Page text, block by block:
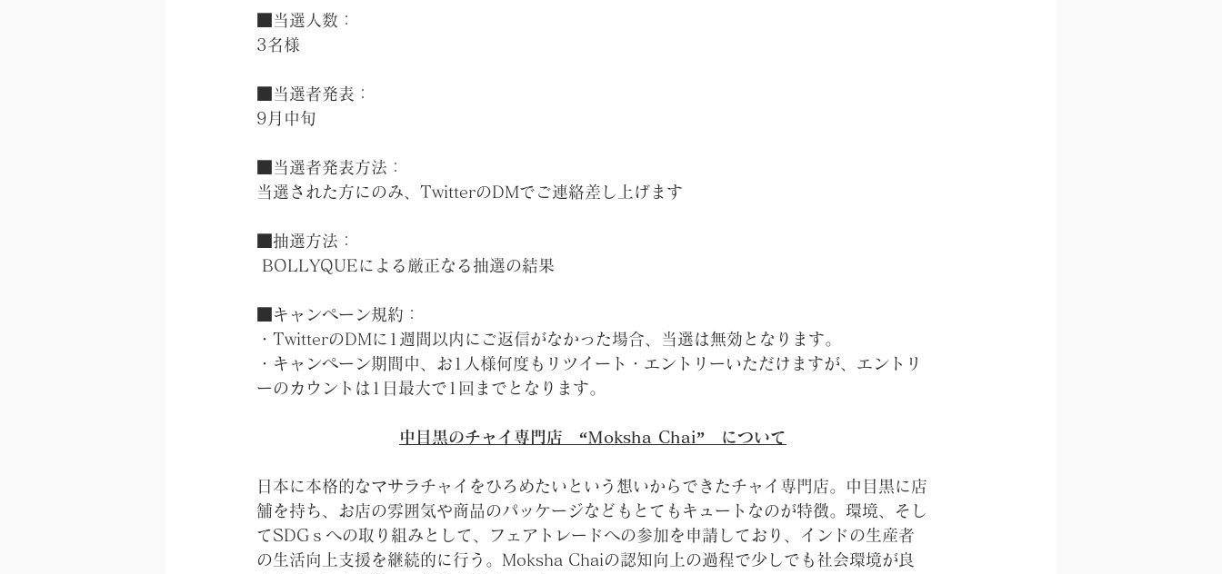
■当選人数：
3名様
■当選者発表：
9月中旬
■当選者発表方法：
当選された方にのみ、TwitterのDMでご連絡差し上げます
■抽選方法：
BOLLYQUEによる厳正なる抽選の結果
■キャンペーン規約：
・TwitterのDMに1週間以内にご返信がなかった場合、当選は無効となります。
・キャンペーン期間中、お1人様何度もリツイート・エントリーいただけますが、エントリ
ーのカウントは1日最大で1回までとなります。
中目黒のチャイ専門店　“Ｍoksha Chai”　について
日本に本格的なマサラチャイをひろめたいという想いからできたチャイ専門店。中目黒に店
舗を持ち、お店の雰囲気や商品のパッケージなどもとてもキュートなのが特徴。環境、そし
てSDGｓへの取り組みとして、フェアトレードへの参加を申請しており、インドの生産者
の生活向上支援を継続的に行う。Moksha Chaiの認知向上の過程で少しでも社会環境が良